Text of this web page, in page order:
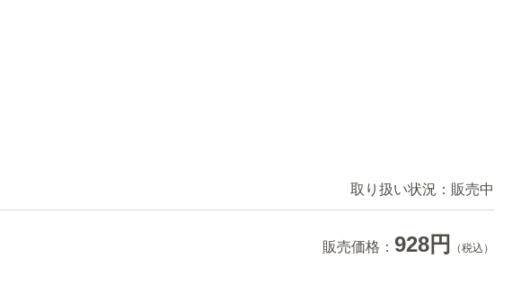
取り扱い状況： 販売中
販売価格： 928円 （税込）